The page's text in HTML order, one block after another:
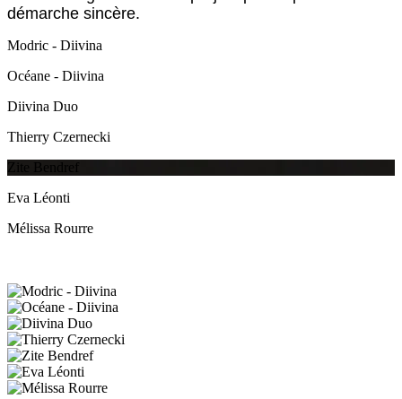
démarche sincère.
Modric - Diivina
Océane - Diivina
Diivina Duo
Thierry Czernecki
Zite Bendref
Eva Léonti
Mélissa Rourre